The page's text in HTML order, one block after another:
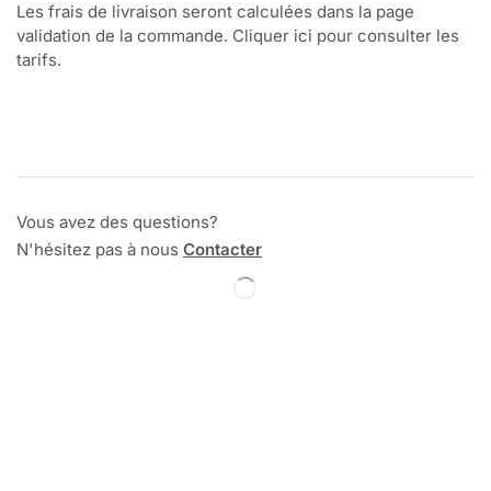
Les frais de livraison seront calculées dans la page
validation de la commande. Cliquer ici pour consulter les
tarifs.
Vous avez des questions?
N'hésitez pas à nous Contacter